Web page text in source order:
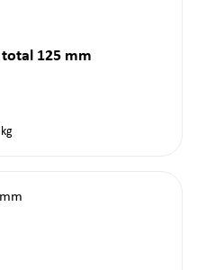
125 mm
kg